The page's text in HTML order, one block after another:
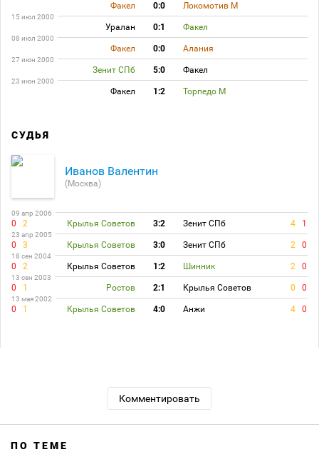
Факел 0:0 Локомотив М
15 июл 2000
Уралан 0:1 Факел
08 июл 2000
Факел 0:0 Алания
27 июн 2000
Зенит СПб 5:0 Факел
23 июн 2000
Факел 1:2 Торпедо М
СУДЬЯ
Иванов Валентин
(Москва)
09 апр 2006
0 2 Крылья Советов 3:2 Зенит СПб 4 1
23 апр 2005
0 3 Крылья Советов 3:0 Зенит СПб 2 0
18 сен 2004
0 2 Крылья Советов 1:2 Шинник 2 0
13 сен 2003
0 1 Ростов 2:1 Крылья Советов 0 0
13 мая 2002
0 1 Крылья Советов 4:0 Анжи 4 0
Комментировать
ПО ТЕМЕ